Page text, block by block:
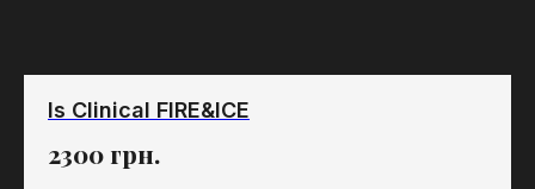
Is Clinical FIRE&ICE
2300 грн.